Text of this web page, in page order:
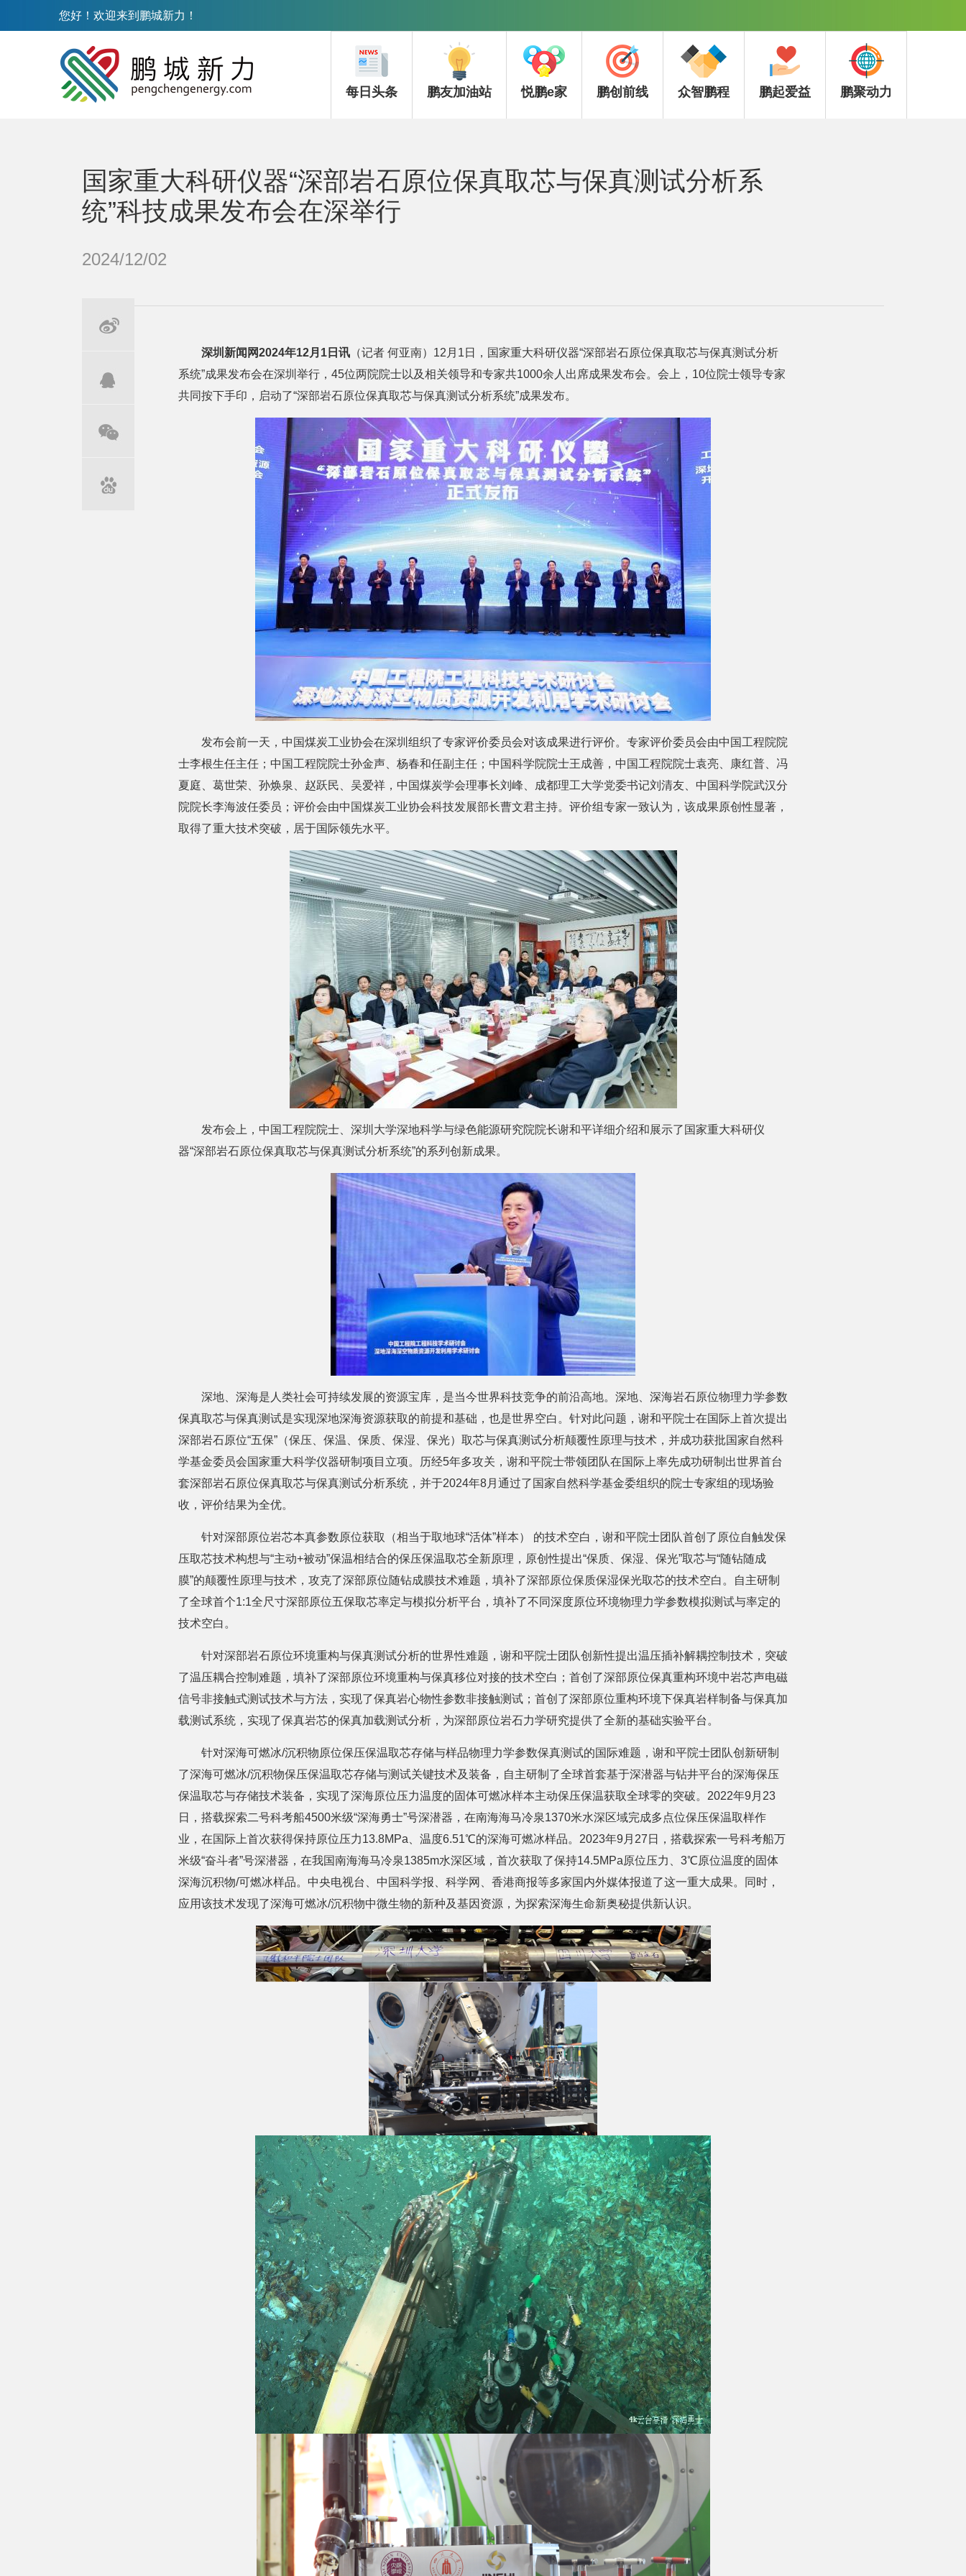
您好！欢迎来到鹏城新力！
每日头条 鹏友加油站 悦鹏e家 鹏创前线 众智鹏程 鹏起爱益 鹏聚动力
国家重大科研仪器“深部岩石原位保真取芯与保真测试分析系
统”科技成果发布会在深举行
2024/12/02
深圳新闻网2024年12月1日讯（记者 何亚南）12月1日，国家重大科研仪器“深部岩石原位保真取芯与保真测试分析
系统”成果发布会在深圳举行，45位两院院士以及相关领导和专家共1000余人出席成果发布会。会上，10位院士领导专家
共同按下手印，启动了“深部岩石原位保真取芯与保真测试分析系统”成果发布。
发布会前一天，中国煤炭工业协会在深圳组织了专家评价委员会对该成果进行评价。专家评价委员会由中国工程院院
士李根生任主任；中国工程院院士孙金声、杨春和任副主任；中国科学院院士王成善，中国工程院院士袁亮、康红普、冯
夏庭、葛世荣、孙焕泉、赵跃民、吴爱祥，中国煤炭学会理事长刘峰、成都理工大学党委书记刘清友、中国科学院武汉分
院院长李海波任委员；评价会由中国煤炭工业协会科技发展部长曹文君主持。评价组专家一致认为，该成果原创性显著，
取得了重大技术突破，居于国际领先水平。
发布会上，中国工程院院士、深圳大学深地科学与绿色能源研究院院长谢和平详细介绍和展示了国家重大科研仪
器“深部岩石原位保真取芯与保真测试分析系统”的系列创新成果。
深地、深海是人类社会可持续发展的资源宝库，是当今世界科技竞争的前沿高地。深地、深海岩石原位物理力学参数
保真取芯与保真测试是实现深地深海资源获取的前提和基础，也是世界空白。针对此问题，谢和平院士在国际上首次提出
深部岩石原位“五保”（保压、保温、保质、保湿、保光）取芯与保真测试分析颠覆性原理与技术，并成功获批国家自然科
学基金委员会国家重大科学仪器研制项目立项。历经5年多攻关，谢和平院士带领团队在国际上率先成功研制出世界首台
套深部岩石原位保真取芯与保真测试分析系统，并于2024年8月通过了国家自然科学基金委组织的院士专家组的现场验
收，评价结果为全优。
针对深部原位岩芯本真参数原位获取（相当于取地球“活体”样本） 的技术空白，谢和平院士团队首创了原位自触发保
压取芯技术构想与“主动+被动”保温相结合的保压保温取芯全新原理，原创性提出“保质、保湿、保光”取芯与“随钻随成
膜”的颠覆性原理与技术，攻克了深部原位随钻成膜技术难题，填补了深部原位保质保湿保光取芯的技术空白。自主研制
了全球首个1:1全尺寸深部原位五保取芯率定与模拟分析平台，填补了不同深度原位环境物理力学参数模拟测试与率定的
技术空白。
针对深部岩石原位环境重构与保真测试分析的世界性难题，谢和平院士团队创新性提出温压插补解耦控制技术，突破
了温压耦合控制难题，填补了深部原位环境重构与保真移位对接的技术空白；首创了深部原位保真重构环境中岩芯声电磁
信号非接触式测试技术与方法，实现了保真岩心物性参数非接触测试；首创了深部原位重构环境下保真岩样制备与保真加
载测试系统，实现了保真岩芯的保真加载测试分析，为深部原位岩石力学研究提供了全新的基础实验平台。
针对深海可燃冰/沉积物原位保压保温取芯存储与样品物理力学参数保真测试的国际难题，谢和平院士团队创新研制
了深海可燃冰/沉积物保压保温取芯存储与测试关键技术及装备，自主研制了全球首套基于深潜器与钻井平台的深海保压
保温取芯与存储技术装备，实现了深海原位压力温度的固体可燃冰样本主动保压保温获取全球零的突破。2022年9月23
日，搭载探索二号科考船4500米级“深海勇士”号深潜器，在南海海马冷泉1370米水深区域完成多点位保压保温取样作
业，在国际上首次获得保持原位压力13.8MPa、温度6.51℃的深海可燃冰样品。2023年9月27日，搭载探索一号科考船万
米级“奋斗者”号深潜器，在我国南海海马冷泉1385m水深区域，首次获取了保持14.5MPa原位压力、3℃原位温度的固体
深海沉积物/可燃冰样品。中央电视台、中国科学报、科学网、香港商报等多家国内外媒体报道了这一重大成果。同时，
应用该技术发现了深海可燃冰/沉积物中微生物的新种及基因资源，为探索深海生命新奥秘提供新认识。